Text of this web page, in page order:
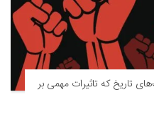
تاریخ که تاثیرات مهمی بر